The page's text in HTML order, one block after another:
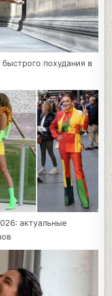
похудания в
актуальные